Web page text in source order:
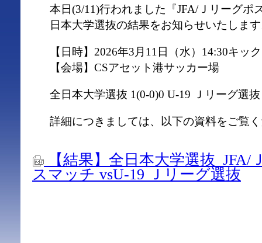
本日(3/11)行われました『JFA/Ｊリーグポ
日本大学選抜の結果をお知らせいたしま
【日時】2026年3月11日（水）14:30キッ
【会場】CSアセット港サッカー場
全日本大学選抜 1(0-0)0 U-19 Ｊリーグ選抜
詳細につきましては、以下の資料をご覧
【結果】全日本大学選抜
スマッチ vsU-19 Ｊリーグ選抜